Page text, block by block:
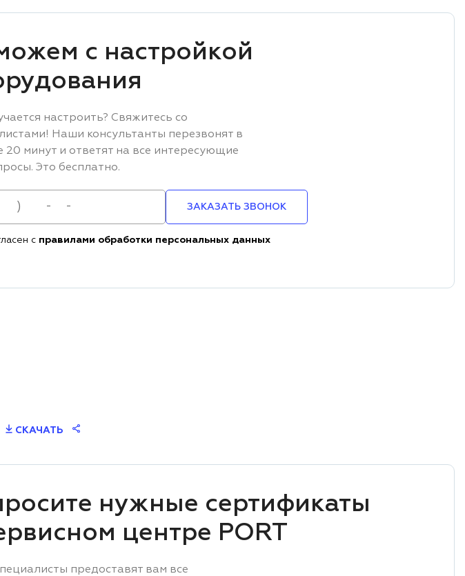
с настройкой
настроить? Свяжитесь со
Наши консультанты перезвонят в
20 минут и ответят на все интересующие
Это бесплатно.
ЗАКАЗАТЬ ЗВОНОК
с правилами обработки персональных данных
СКАЧАТЬ
нужные сертификаты
центре PORT
предоставят вам все